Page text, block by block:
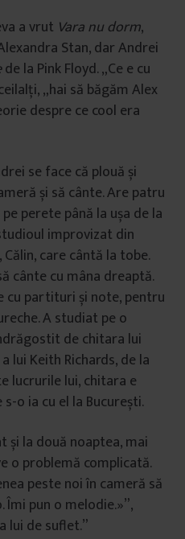
a vrut Vara nu dorm,
Stan, dar Andrei
de la Pink Floyd. „Ce e cu
„hai să băgăm Alex
despre ce cool era
se face că plouă și
și să cânte. Are patru
perete până la ușa de la
improvizat din
care cântă la tobe.
cânte cu mâna dreaptă.
cu partituri și note, pentru
A studiat pe o
de chitara lui
lui Keith Richards, de la
lucrurile lui, chitara e
o ia cu el la București.
și la două noaptea, mai
o problemă complicată.
peste noi în cameră să
pun o melodie.»”,
lui de suflet.”